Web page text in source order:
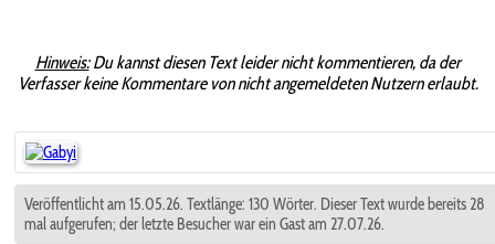
Hinweis:Du kannst diesen Text leider nicht kommentieren, da der
Verfasser keine Kommentare von nicht angemeldeten Nutzern erlaubt.
Veröffentlicht am 15.05.26. Textlänge: 130 Wörter. Dieser Text wurde bereits 28
mal aufgerufen; der letzte Besucher war ein Gast am 27.07.26.